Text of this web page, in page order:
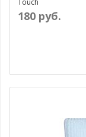
Touch
180 руб.